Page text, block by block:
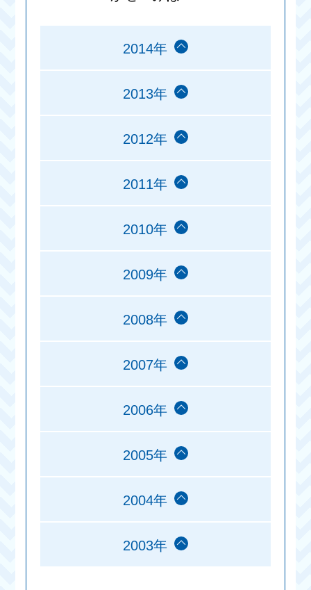
2014年
2013年
2012年
2011年
2010年
2009年
2008年
2007年
2006年
2005年
2004年
2003年